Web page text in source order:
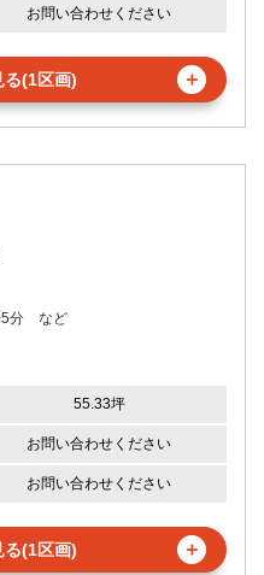
お問い合わせください
る(1区画) ＋
分 など
55.33坪
お問い合わせください
お問い合わせください
る(1区画) ＋